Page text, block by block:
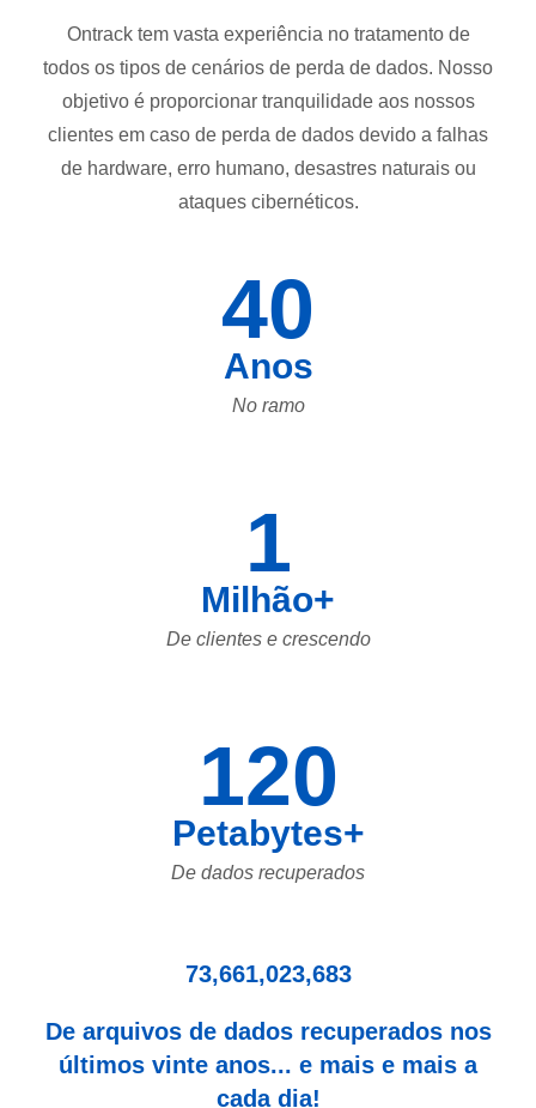
Ontrack tem vasta experiência no tratamento de
todos os tipos de cenários de perda de dados. Nosso
objetivo é proporcionar tranquilidade aos nossos
clientes em caso de perda de dados devido a falhas
de hardware, erro humano, desastres naturais ou
ataques cibernéticos.
40
Anos
No ramo
1
Milhão+
De clientes e crescendo
120
Petabytes+
De dados recuperados
73,661,023,683
De arquivos de dados recuperados nos
últimos vinte anos... e mais e mais a
cada dia!